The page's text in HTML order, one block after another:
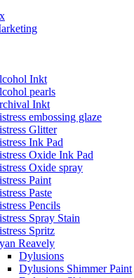
Inkt
pearls
Inkt
embossing glaze
Glitter
Ink Pad
Oxide Ink Pad
Oxide spray
Paint
Paste
Pencils
Spray Stain
Spritz
Reavely
Dylusions
Dylusions Shimmer Paint